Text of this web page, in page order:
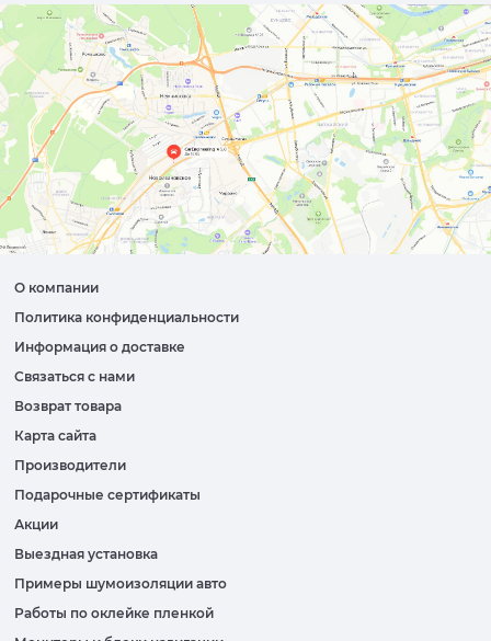
О компании
Политика конфиденциальности
Информация о доставке
Связаться с нами
Возврат товара
Карта сайта
Производители
Подарочные сертификаты
Акции
Выездная установка
Примеры шумоизоляции авто
Работы по оклейке пленкой